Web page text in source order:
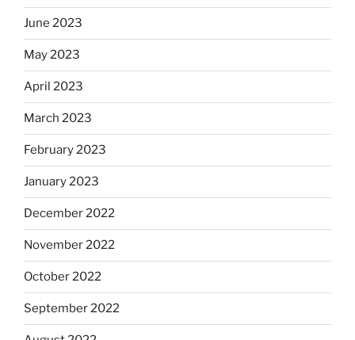
June 2023
May 2023
April 2023
March 2023
February 2023
January 2023
December 2022
November 2022
October 2022
September 2022